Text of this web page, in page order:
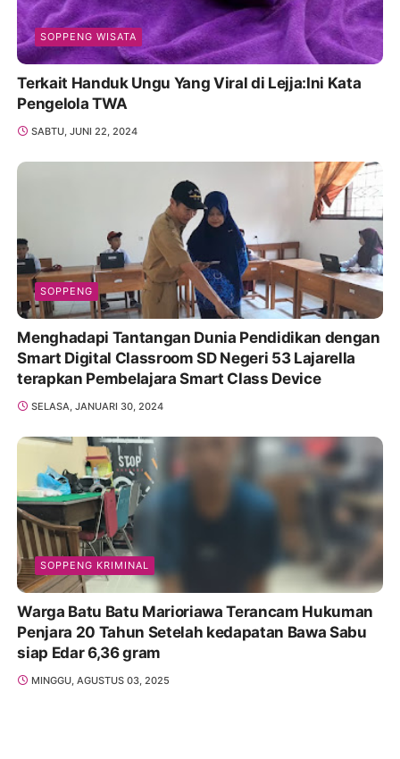
SOPPENG WISATA
Terkait Handuk Ungu Yang Viral di Lejja:Ini Kata
Pengelola TWA
SABTU, JUNI 22, 2024
SOPPENG
Menghadapi Tantangan Dunia Pendidikan dengan
Smart Digital Classroom SD Negeri 53 Lajarella
terapkan Pembelajara Smart Class Device
SELASA, JANUARI 30, 2024
SOPPENG KRIMINAL
Warga Batu Batu Marioriawa Terancam Hukuman
Penjara 20 Tahun Setelah kedapatan Bawa Sabu
siap Edar 6,36 gram
MINGGU, AGUSTUS 03, 2025